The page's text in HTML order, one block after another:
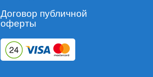
Договор публичной
оферты